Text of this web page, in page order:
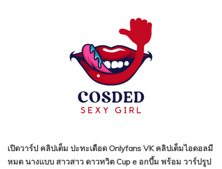
เปิดวาร์ป คลิปเต็ม ปะทะเดือด Onlyfans VK คลิปเต็มไอดอลมี
หมด นางแบบ สาวสาว ดาวทวิต Cup e อกบึ้ม พร้อม วาร์ปรูป